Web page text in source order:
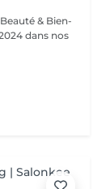
dans nos